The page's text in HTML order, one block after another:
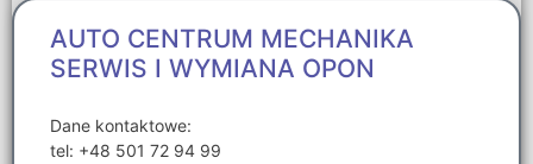
AUTO CENTRUM MECHANIKA
SERWIS I WYMIANA OPON
Dane kontaktowe:
tel: +48 501 72 94 99